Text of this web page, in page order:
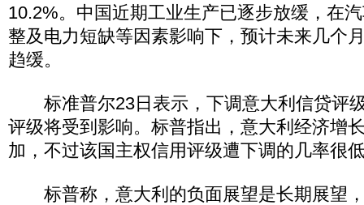
10.2%。中国近期工业生产已逐步放缓，在
整及电力短缺等因素影响下，预计未来几个
趋缓。
标准普尔23日表示，下调意大利信贷评
评级将受到影响。标普指出，意大利经济增
加，不过该国主权信用评级遭下调的几率很
标普称，意大利的负面展望是长期展望